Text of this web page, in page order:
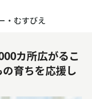
・むすびえ
カ所広がるこ
育ちを応援し